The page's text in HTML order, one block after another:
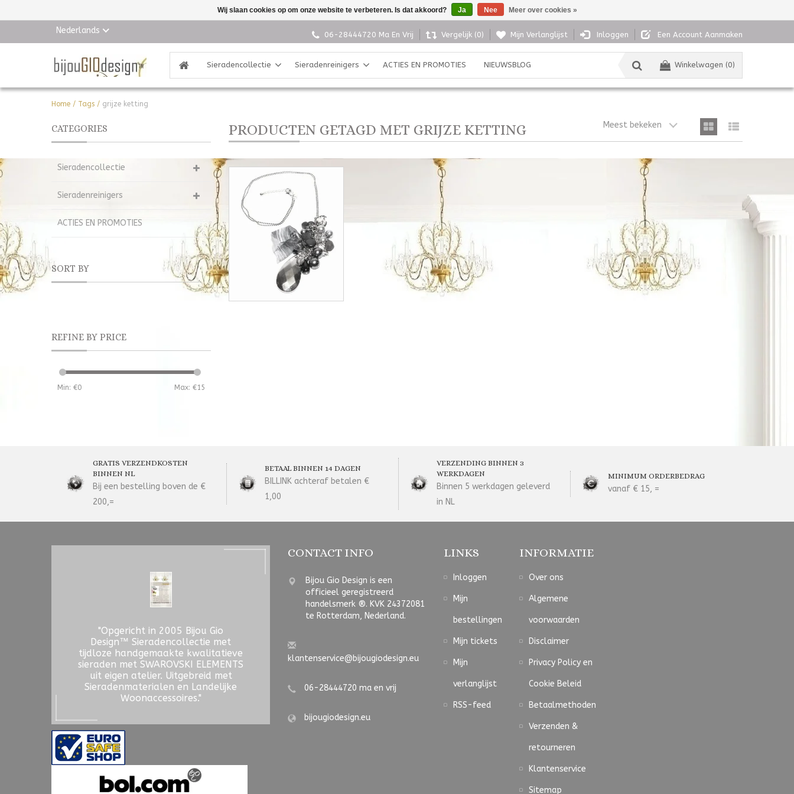
Nederlands 06-28444720 Ma En Vrij Vergelijk (0) Mijn Verlanglijst Inloggen Een Account Aanmaken
Winkelwagen (0)
Sieradencollectie Sieradenreinigers ACTIES EN PROMOTIES NIEUWSBLOG
Home / Tags / grijze ketting
CATEGORIES
Sieradencollectie
Sieradenreinigers
ACTIES EN PROMOTIES
SORT BY
REFINE BY PRICE
Min: €0 Max: €15
PRODUCTEN GETAGD MET GRIJZE KETTING Meest bekeken
GRATIS VERZENDKOSTEN
BINNEN NL
Bij een bestelling boven de €
200,=
BETAAL BINNEN 14 DAGEN
BILLINK achteraf betalen €
1,00
VERZENDING BINNEN 3
WERKDAGEN
Binnen 5 werkdagen geleverd
in NL
MINIMUM ORDERBEDRAG
vanaf € 15, =
"Opgericht in 2005 Bijou Gio
Design™ Sieradencollectie met
tijdloze handgemaakte kwalitatieve
sieraden met SWAROVSKI ELEMENTS
uit eigen atelier. Uitgebreid met
Sieradenmaterialen en Landelijke
Woonaccessoires."
CONTACT INFO
Bijou Gio Design is een
officieel geregistreerd
handelsmerk ®. KVK 24372081
te Rotterdam, Nederland.
klantenservice@bijougiodesign.eu
06-28444720 ma en vrij
bijougiodesign.eu
LINKS
Inloggen
Mijn
bestellingen
Mijn tickets
Mijn
verlanglijst
RSS-feed
INFORMATIE
Over ons
Algemene
voorwaarden
Disclaimer
Privacy Policy en
Cookie Beleid
Betaalmethoden
Verzenden &
retourneren
Klantenservice
Sitemap
Wij slaan cookies op om onze website te verbeteren. Is dat akkoord? Ja Nee Meer over cookies »